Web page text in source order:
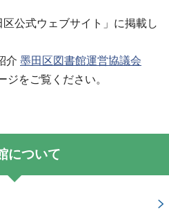
公式ウェブサイト」に掲載し
介 墨田区図書館運営協議会
ジをご覧ください。
について